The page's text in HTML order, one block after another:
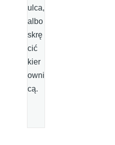
ulca,
albo
skrę
cić
kier
owni
cą.